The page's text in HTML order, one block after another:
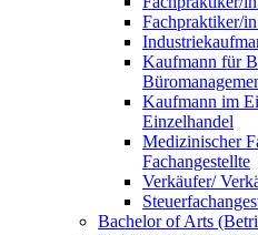
Fachpraktiker/
Kaufmann für
Kaufmann im
Einzelhandel
Medizinischer
Fachangestellte
Verkäufer/
Bachelor of Arts